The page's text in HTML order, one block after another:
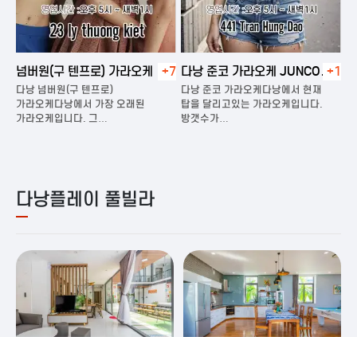
넘버원(구 텐프로) 가라오케 +7
다낭 넘버원(구 텐프로)
가라오케다낭에서 가장 오래된
가라오케입니다. 그…
다낭 준코 가라오케 JUNCO
KARAOKE
+1
다낭 준코 가라오케다낭에서 현재
탑을 달리고있는 가라오케입니다.
방갯수가…
다낭플레이 풀빌라